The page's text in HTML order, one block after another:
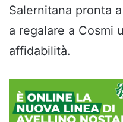
Salernitana pronta
a regalare a Cosmi
affidabilità.